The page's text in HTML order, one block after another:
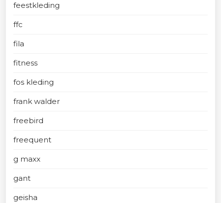
feestkleding
ffc
fila
fitness
fos kleding
frank walder
freebird
freequent
g maxx
gant
geisha